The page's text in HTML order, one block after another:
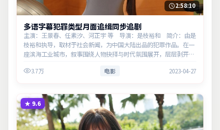
2:58:10
多语字幕犯罪类型月面追缉同步追剧
主演：王景春、任素汐、河正宇 等 导演：是枝裕和 简介：由是
枝裕和执导，取材于社会新闻，为中国大陆出品的犯罪作品。在一
座滨海工业城市，叙事围绕人物抉择与时代氛围展开，层层剥开谎
义。3.7万 电影 2023-04-27
★ 9.6